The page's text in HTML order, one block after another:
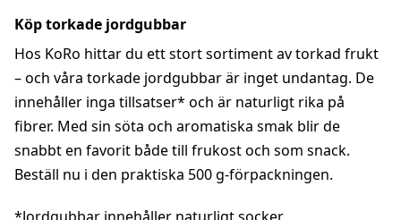
Köp torkade jordgubbar
Hos KoRo hittar du ett stort sortiment av torkad frukt
– och våra torkade jordgubbar är inget undantag. De
innehåller inga tillsatser* och är naturligt rika på
fibrer. Med sin söta och aromatiska smak blir de
snabbt en favorit både till frukost och som snack.
Beställ nu i den praktiska 500 g-förpackningen.